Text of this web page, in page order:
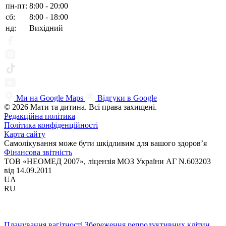
пн-пт: 8:00 - 20:00
сб:
8:00 - 18:00
нд:
Вихідний
Ми на Google Maps
Відгуки в Google
© 2026 Мати та дитина. Всі права захищені.
Редакційна політика
Політика конфіденційності
Карта сайту
Самолікування може бути шкідливим для вашого здоров’я
Фінансова звітність
ТОВ «НЕОМЕД 2007», ліцензія МОЗ України АГ N.603203
від 14.09.2011
UA
RU